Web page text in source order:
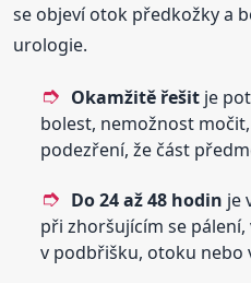
se objeví otok předkožky a
urologie.
Okamžitě řešit je
bolest, nemožnost
podezření, že část
Do 24 až 48 hodin je
při zhoršujícím se
v podbřišku, otoku nebo